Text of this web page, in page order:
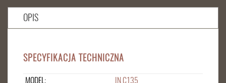
OPIS
SPECYFIKACJA TECHNICZNA
MODEL:
IN.C135